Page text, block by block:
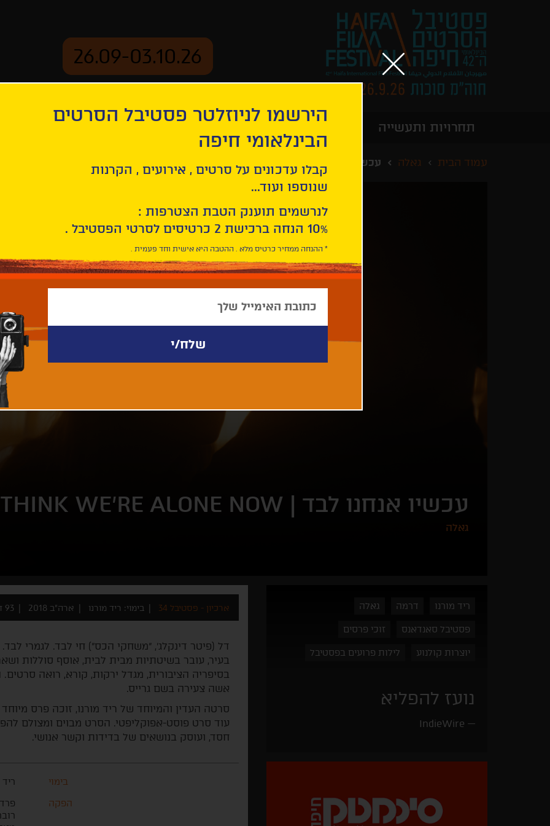
26.09-03.10.26
תחרויות ותעשייה
עמוד הבית גאלה עכשיו אנחנו לבד
עכשיו אנחנו לבד | WE’RE ALONE NOW
גאלה
ריד מורנו דרמה גאלה
פסטיבל סאנדאנס זוכי פרסים
יוצרות קולנוע לילות פרועים בפסטיבל
נועז להפליא
IndieWire
ארכיון - פסטיבל 34 בימוי: ריד מורנו ארה"ב 2018 93 דקות
דל (פיטר דינקלג’, "משחקי הכס") חי לבד. לגמרי
בעיר, עובר בשיטתיות מבית לבית, אוסף סוללות
בסיפריה הציבורית, מגדל ירקות, קורא, רואה
אשה צעירה בשם גרייס.
סרטה העדין והמיוחד של ריד מורנו, זוכה פרס
עוד סרט פוסט-אפוקליפטי. הסרט מבוים ומצולם
חסד, ועוסק בנושאים של בדידות וקשר אנושי.
בימוי
ריד
הפקה
פרד
הירשמו לניוזלטר פסטיבל הסרטים
הבינלאומי חיפה
קבלו עדכונים על סרטים , אירועים , הקרנות
שנוספו ועוד...
לנרשמים תוענק הטבת הצטרפות :
10% הנחה ברכישת 2 כרטיסים לסרטי הפסטיבל .
* ההנחה ממחיר כרטיס מלא . ההטבה היא אישית וחד פעמית .